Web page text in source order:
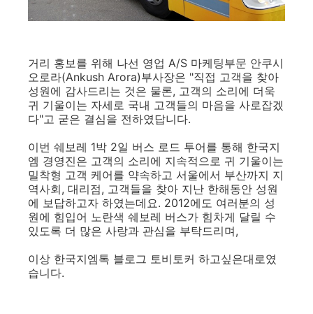
거리 홍보를 위해 나선 영업 A/S 마케팅부문 안쿠시
오로라(Ankush Arora)부사장은 "직접 고객을 찾아
성원에 감사드리는 것은 물론, 고객의 소리에 더욱
귀 기울이는 자세로 국내 고객들의 마음을 사로잡겠
다"고 굳은 결심을 전하였답니다.
이번 쉐보레 1박 2일 버스 로드 투어를 통해 한국지
엠 경영진은 고객의 소리에 지속적으로 귀 기울이는
밀착형 고객 케어를 약속하고 서울에서 부산까지 지
역사회, 대리점, 고객들을 찾아 지난 한해동안 성원
에 보답하고자 하였는데요. 2012에도 여러분의 성
원에 힘입어 노란색 쉐보레 버스가 힘차게 달릴 수
있도록 더 많은 사랑과 관심을 부탁드리며,
이상 한국지엠톡 블로그 토비토커 하고싶은대로였
습니다.